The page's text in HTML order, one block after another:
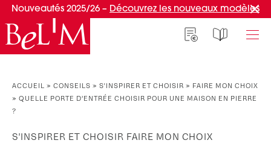
Nouveautés 2025/26 – Découvrez les nouveaux modèles
PAR TYPE
PAR TYPE
S'INSPIRER ET CHOISIR
ACCUEIL » CONSEILS » S'INSPIRER ET CHOISIR » FAIRE MON CHOIX
» QUELLE PORTE D’ENTRÉE CHOISIR POUR UNE MAISON EN PIERRE
?
S'INSPIRER ET CHOISIR FAIRE MON CHOIX